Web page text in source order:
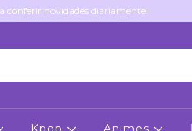
conferir novidades diariamente!